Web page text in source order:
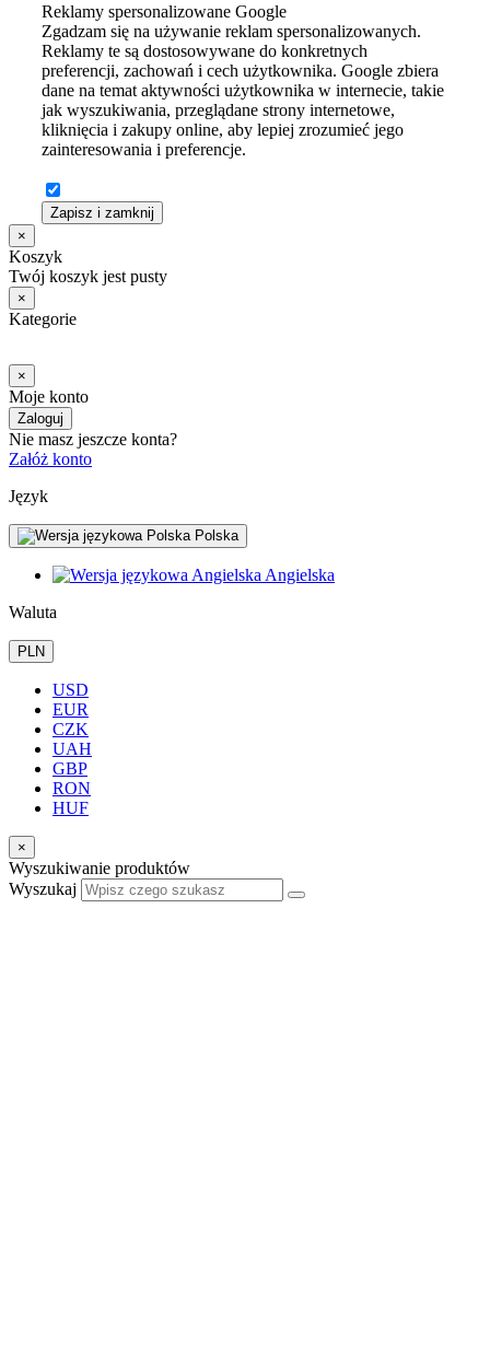
Reklamy spersonalizowane Google
Zgadzam się na używanie reklam spersonalizowanych.
Reklamy te są dostosowywane do konkretnych
preferencji, zachowań i cech użytkownika. Google zbiera
dane na temat aktywności użytkownika w internecie, takie
jak wyszukiwania, przeglądane strony internetowe,
kliknięcia i zakupy online, aby lepiej zrozumieć jego
zainteresowania i preferencje.
Zapisz i zamknij
×
Koszyk
Twój koszyk jest pusty
×
Kategorie
×
Moje konto
Zaloguj
Nie masz jeszcze konta?
Załóż konto
Język
Polska
Angielska
Waluta
PLN
USD
EUR
CZK
UAH
GBP
RON
HUF
×
Wyszukiwanie produktów
Wyszukaj